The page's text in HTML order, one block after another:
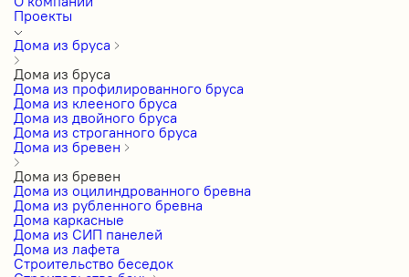
Проекты
Дома из бруса
Дома из бруса
Дома из профилированного бруса
Дома из клееного бруса
Дома из двойного бруса
Дома из строганного бруса
Дома из бревен
Дома из бревен
Дома из оцилиндрованного бревна
Дома из рубленного бревна
Дома каркасные
Дома из СИП панелей
Дома из лафета
Строительство беседок